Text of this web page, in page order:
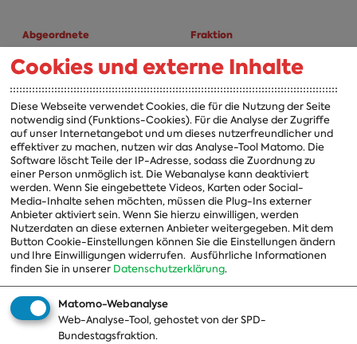
Abgeordnete
A-Z
Fraktion
Fraktion
Vorsitzender
Vorstand
Arbeitsgruppen
Ausschussvorsitzende
Beauftragte
Landesgruppen
Organisation
Themen Presse
Cookies und externe Inhalte
Diese Webseite verwendet Cookies, die für die Nutzung der Seite
notwendig sind (Funktions-Cookies). Für die Analyse der Zugriffe
auf unser Internetangebot und um dieses nutzerfreundlicher und
effektiver zu machen, nutzen wir das Analyse-Tool Matomo. Die
Software löscht Teile der IP-Adresse, sodass die Zuordnung zu
einer Person unmöglich ist. Die Webanalyse kann deaktiviert
werden. Wenn Sie eingebettete Videos, Karten oder Social-
Media-Inhalte sehen möchten, müssen die Plug-Ins externer
Anbieter aktiviert sein. Wenn Sie hierzu einwilligen, werden
Nutzerdaten an diese externen Anbieter weitergegeben. Mit dem
Button Cookie-Einstellungen können Sie die Einstellungen ändern
und Ihre Einwilligungen widerrufen. Ausführliche Informationen
finden Sie in unserer Datenschutzerklärung.
Matomo-Webanalyse
Web-Analyse-Tool, gehostet von der SPD-
Bundestagsfraktion.